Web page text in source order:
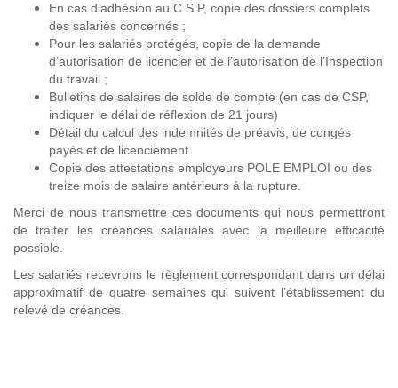
En cas d’adhésion au C.S.P, copie des dossiers complets
des salariés concernés ;
Pour les salariés protégés, copie de la demande
d’autorisation de licencier et de l’autorisation de l’Inspection
du travail ;
Bulletins de salaires de solde de compte (en cas de CSP,
indiquer le délai de réflexion de 21 jours)
Détail du calcul des indemnités de préavis, de congés
payés et de licenciement
Copie des attestations employeurs POLE EMPLOI ou des
treize mois de salaire antérieurs à la rupture.
Merci de nous transmettre ces documents qui nous permettront
de traiter les créances salariales avec la meilleure efficacité
possible.
Les salariés recevrons le règlement correspondant dans un délai
approximatif de quatre semaines qui suivent l’établissement du
relevé de créances.